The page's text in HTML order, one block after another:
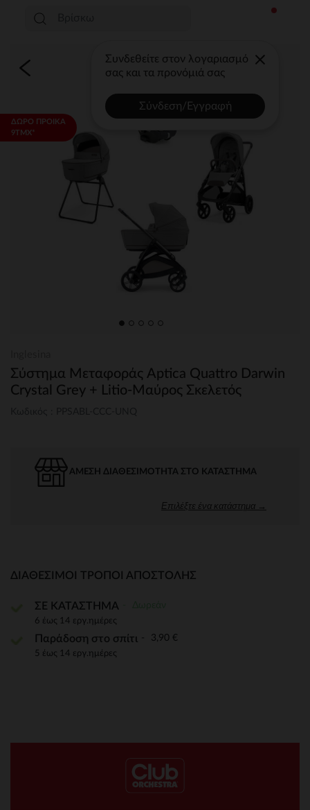
Συνδεθείτε στον λογαριασμό
σας και τα προνόμιά σας
Σύνδεση/Εγγραφή
ΔΩΡΟ ΠΡΟΙΚΑ
9ΤΜΧ*
Σύστημα Μεταφοράς Aptica Quattro Darwin
Crystal Grey + Litio-Μαύρος Σκελετός
ΆΜΕΣΗ ΔΙΑΘΕΣΙΜΌΤΗΤΑ ΣΤΟ ΚΑΤΆΣΤΗΜΑ
Επιλέξτε ένα κατάστημα →
ΔΙΑΘΈΣΙΜΟΙ ΤΡΌΠΟΙ ΑΠΟΣΤΟΛΉΣ
ΣΕ ΚΑΤΑΣΤΗΜΑ
6 έως 14 εργ.ημέρες
Παράδοση στο σπίτι 3,90 €
5 έως 14 εργ.ημέρες